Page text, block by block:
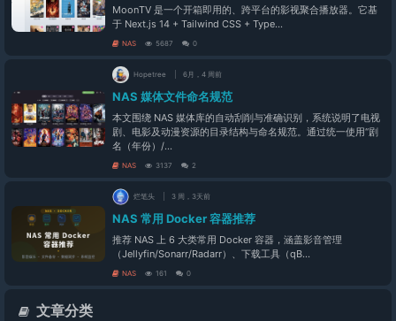
MoonTV 是一个开箱即用的、跨平台的影视聚合播放器。它基
于 Next.js 14 + Tailwind CSS + Type...
NAS 5687 0
Hopetree 6月，4 周前
NAS 媒体文件命名规范
本文围绕 NAS 媒体库的自动刮削与准确识别，系统说明了电视
剧、电影及动漫资源的目录结构与命名规范。通过统一使用“剧
名（年份）/...
NAS 3137 2
烂笔头 3 周，3天前
NAS 常用 Docker 容器推荐
推荐 NAS 上 6 大类常用 Docker 容器，涵盖影音管理
（Jellyfin/Sonarr/Radarr）、下载工具（qB...
NAS 161 0
文章分类